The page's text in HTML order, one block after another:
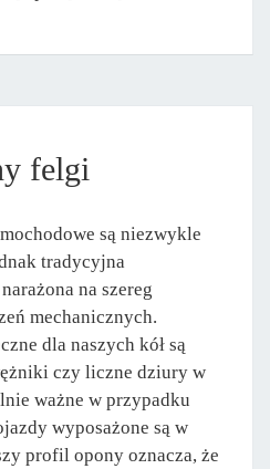
felgi
są niezwykle
tradycyjna
na szereg
mechanicznych.
dla naszych kół są
czy liczne dziury w
ważne w przypadku
wyposażone są w
profil opony oznacza, że